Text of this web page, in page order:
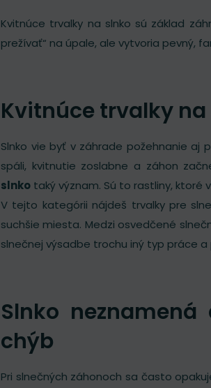
Kvitnúce trvalky na slnko sú základ
prežívať“ na úpale, ale vytvoria pevný,
Kvitnúce trvalky
Slnko vie byť v záhrade požehnanie aj
spáli, kvitnutie zoslabne a záhon
slnko taký význam. Sú to rastliny, ktoré
V tejto kategórii nájdeš trvalky pre
suchšie miesta. Medzi osvedčené
slnečnej výsadbe trochu iný typ práce
Slnko
chýb
Pri slnečných záhonoch sa často